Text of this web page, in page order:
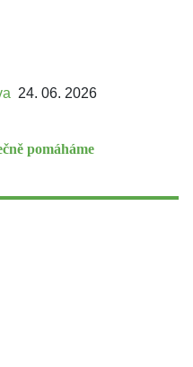
24. 06. 2026
pomáháme